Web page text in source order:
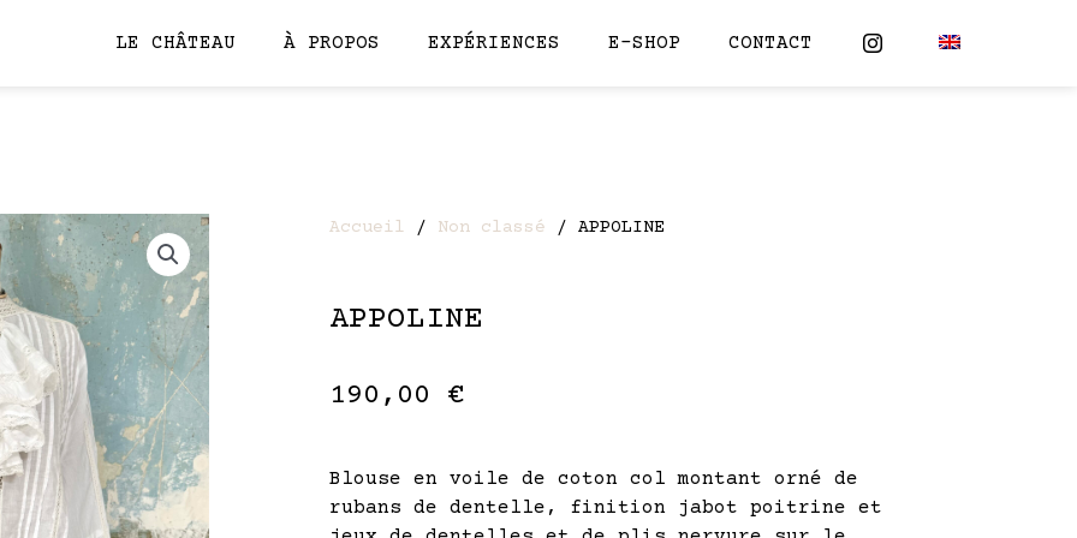
LE CHÂTEAU À PROPOS EXPÉRIENCES E-SHOP CONTACT
Accueil / Non classé / APPOLINE
APPOLINE
190,00 €
Blouse en voile de coton col montant orné de
rubans de dentelle, finition jabot poitrine et